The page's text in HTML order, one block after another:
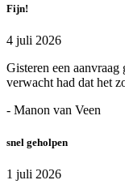
Fijn!
4 juli 2026
Gisteren een
verwacht had dat het
- Manon van Veen
snel geholpen
1 juli 2026